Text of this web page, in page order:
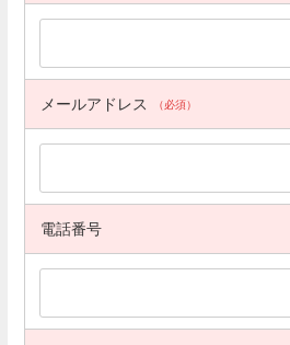
メールアドレス （必須）
電話番号